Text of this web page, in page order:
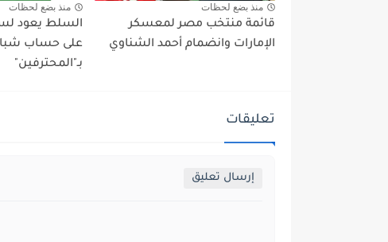
منذ بضع لحظات
قائمة منتخب مصر لمعسكر
الإمارات وانضمام أحمد الشناوي
منذ بضع لحظات
السلط يعود
على حساب
بـ"المحترفين"
تعليقات
إرسال تعليق